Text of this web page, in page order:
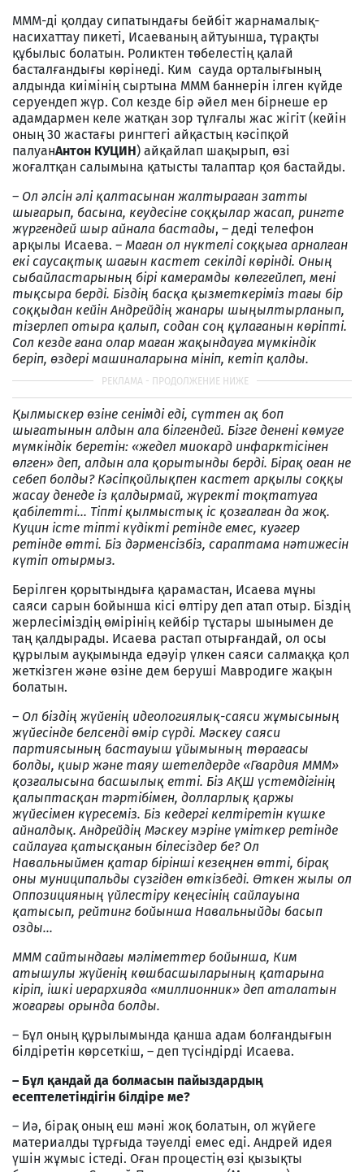
МММ-ді қолдау сипатындағы бейбіт жарнамалық-
насихаттау пикеті, Исаеваның айтуынша, тұрақты
құбылыс болатын. Роликтен төбелестің қалай
басталғандығы көрінеді. Ким сауда орталығының
алдында киімінің сыртына МММ баннерін ілген күйде
серуендеп жүр. Сол кезде бір әйел мен бірнеше ер
адамдармен келе жатқан зор тұлғалы жас жігіт (кейін
оның 30 жастағы рингтегі айқастың кәсіпқой
палуанАнтон КУЦИН) айқайлап шақырып, өзі
жоғалтқан салымына қатысты талаптар қоя бастайды.
– Ол әлсін әлі қалтасынан жалтыраған затты
шығарып, басына, кеудесіне соққылар жасап, рингте
жүргендей шыр айнала бастады, – деді телефон
арқылы Исаева. – Маған ол нүктелі соққыға арналған
екі саусақтық шағын кастет секілді көрінді. Оның
сыбайластарының бірі камерамды көлегейлеп, мені
тықсыра берді. Біздің басқа қызметкеріміз тағы бір
соққыдан кейін Андрейдің жанары шыңылтырланып,
тізерлеп отыра қалып, содан соң құлағанын көріпті.
Сол кезде ғана олар маған жақындауға мүмкіндік
беріп, өздері машиналарына мініп, кетіп қалды.
Қылмыскер өзіне сенімді еді, сүттен ақ боп
шығатынын алдын ала білгендей. Бізге денені көмуге
мүмкіндік беретін: «жедел миокард инфарктісінен
өлген» деп, алдын ала қорытынды берді. Бірақ оған не
себеп болды? Кәсіпқойлықпен кастет арқылы соққы
жасау денеде із қалдырмай, жүректі тоқтатуға
қабілетті... Тіпті қылмыстық іс қозғалған да жоқ.
Куцин істе тіпті күдікті ретінде емес, куәгер
ретінде өтті. Біз дәрменсізбіз, сараптама нәтижесін
күтіп отырмыз.
Берілген қорытындыға қарамастан, Исаева мұны
саяси сарын бойынша кісі өлтіру деп атап отыр. Біздің
жерлесіміздің өмірінің кейбір тұстары шынымен де
таң қалдырады. Исаева растап отырғандай, ол осы
құрылым ауқымында едәуір үлкен саяси салмаққа қол
жеткізген және өзіне дем беруші Мавродиге жақын
болатын.
– Ол біздің жүйенің идеологиялық-саяси жұмысының
жүйесінде белсенді өмір сүрді. Мәскеу саяси
партиясының бастауыш ұйымының төрағасы
болды, қиыр және таяу шетелдерде «Гвардия МММ»
қозғалысына басшылық етті. Біз АҚШ үстемдігінің
қалыптасқан тәртібімен, долларлық қаржы
жүйесімен күресеміз. Біз кедергі келтіретін күшке
айналдық. Андрейдің Мәскеу мэріне үміткер ретінде
сайлауға қатысқанын білесіздер бе? Ол
Навальныймен қатар бірінші кезеңнен өтті, бірақ
оны муниципальды сүзгіден өткізбеді. Өткен жылы ол
Оппозицияның үйлестіру кеңесінің сайлауына
қатысып, рейтинг бойынша Навальныйды басып
озды...
МММ сайтындағы мәліметтер бойынша, Ким
атышулы жүйенің көшбасшыларының қатарына
кіріп, ішкі иерархияда «миллионник» деп аталатын
жоғарғы орында болды.
– Бұл оның құрылымында қанша адам болғандығын
білдіретін көрсеткіш, – деп түсіндірді Исаева.
– Бұл қандай да болмасын пайыздардың
есептелетіндігін білдіре ме?
– Иә, бірақ оның еш мәні жоқ болатын, ол жүйеге
материалды тұрғыда тәуелді емес еді. Андрей идея
үшін жұмыс істеді. Оған процестің өзі қызықты